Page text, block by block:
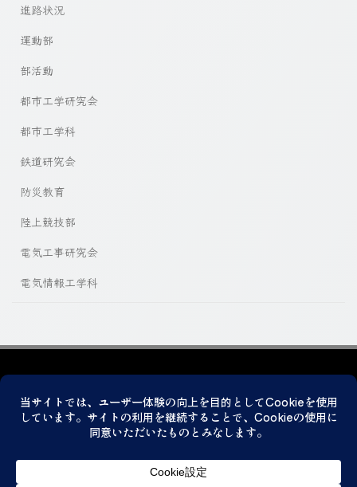
進路状況
運動部
部活動
都市工学研究会
都市工学科
鉄道研究会
防災教育
陸上競技部
電気工事研究会
電気情報工学科
© 2026 神戸市立科学技術高等学校